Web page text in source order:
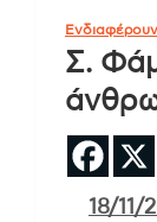
Ενδιαφέρουν
Σ.
18/11/